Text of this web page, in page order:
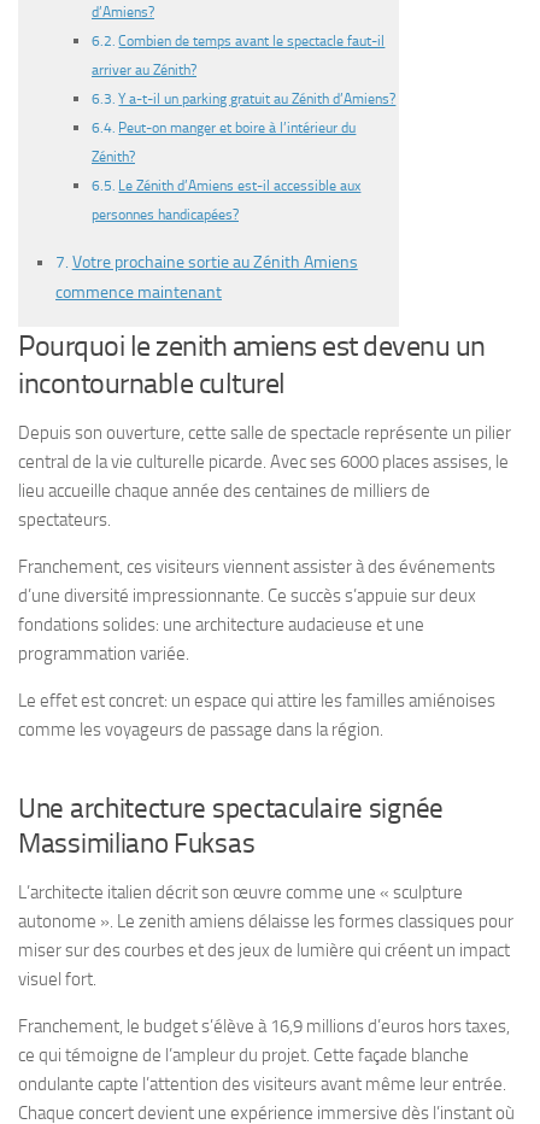
d’Amiens?
Combien de temps avant le spectacle faut-il
arriver au Zénith?
Y a-t-il un parking gratuit au Zénith d’Amiens?
Peut-on manger et boire à l’intérieur du
Zénith?
Le Zénith d’Amiens est-il accessible aux
personnes handicapées?
Votre prochaine sortie au Zénith Amiens
commence maintenant
Pourquoi le zenith amiens est devenu un
incontournable culturel
Depuis son ouverture, cette salle de spectacle représente un pilier
central de la vie culturelle picarde. Avec ses 6000 places assises, le
lieu accueille chaque année des centaines de milliers de
spectateurs.
Franchement, ces visiteurs viennent assister à des événements
d’une diversité impressionnante. Ce succès s’appuie sur deux
fondations solides: une architecture audacieuse et une
programmation variée.
Le effet est concret: un espace qui attire les familles amiénoises
comme les voyageurs de passage dans la région.
Une architecture spectaculaire signée
Massimiliano Fuksas
L’architecte italien décrit son œuvre comme une « sculpture
autonome ». Le zenith amiens délaisse les formes classiques pour
miser sur des courbes et des jeux de lumière qui créent un impact
visuel fort.
Franchement, le budget s’élève à 16,9 millions d’euros hors taxes,
ce qui témoigne de l’ampleur du projet. Cette façade blanche
ondulante capte l’attention des visiteurs avant même leur entrée.
Chaque concert devient une expérience immersive dès l’instant où